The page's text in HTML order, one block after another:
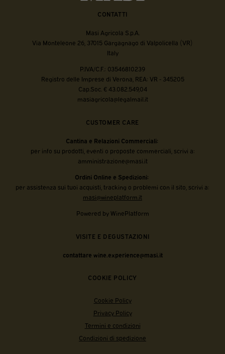
CONTATTI
Masi Agricola S.p.A.
Via Monteleone 26, 37015 Gargagnago di Valpolicella (VR)
Italy
P.IVA/C.F.: 03546810239
Registro delle Imprese di Verona, REA: VR - 345205
Cap.Soc. € 43.082.549,04
masiagricola@legalmail.it
CUSTOMER CARE
Cantina e Relazioni Commerciali:
per info su prodotti, eventi o proposte commerciali, scrivi a:
amministrazione@masi.it
Ordini Online e Spedizioni:
per assistenza sui tuoi acquisti, tracking o problemi con il sito, scrivi a:
masi@wineplatform.it
Powered by WinePlatform
VISITE E DEGUSTAZIONI
contattare wine.experience@masi.it
COOKIE POLICY
Cookie Policy
Privacy Policy
Termini e condizioni
Condizioni di spedizione